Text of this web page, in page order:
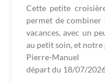
Cette petite
permet de combiner
vacances, avec un
au petit soin, et notre
Pierre-Manuel
départ du 18/07/